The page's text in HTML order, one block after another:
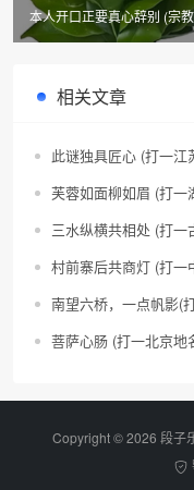
本人开口正要真心辞别 (宗
相关文章
此谜独具匠心 (打一江
芙蓉如面柳如眉 (打一
三水纵横共相处 (打一
村前寨后共商灯 (打一
南望六桥，一点帆影(
菩萨心肠 (打一北京地
Copyright © 2026 段子